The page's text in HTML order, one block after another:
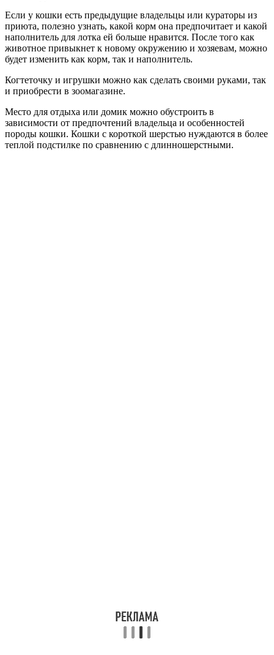
Если у кошки есть предыдущие владельцы или кураторы из
приюта, полезно узнать, какой корм она предпочитает и какой
наполнитель для лотка ей больше нравится. После того как
животное привыкнет к новому окружению и хозяевам, можно
будет изменить как корм, так и наполнитель.
Когтеточку и игрушки можно как сделать своими руками, так
и приобрести в зоомагазине.
Место для отдыха или домик можно обустроить в
зависимости от предпочтений владельца и особенностей
породы кошки. Кошки с короткой шерстью нуждаются в более
теплой подстилке по сравнению с длинношерстными.